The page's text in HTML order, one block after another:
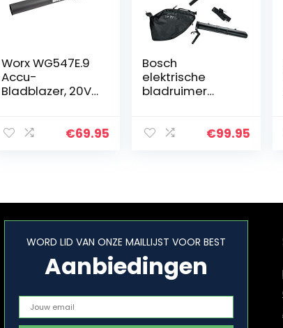
Worx WG547E.9
Accu-
Bladblazer, 20V
Twee
Oplader…
€69.95
Bosch
elektrische
bladruimer
W, opvangzak
€99.95
WORD LID VAN ONZE MAILLIJST VOOR BEST
Aanbiedingen